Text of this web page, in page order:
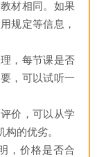
材相同。如果
规定等信息，
，每节课是否
，可以试听一
价，可以从学
的优劣。
，价格是否合